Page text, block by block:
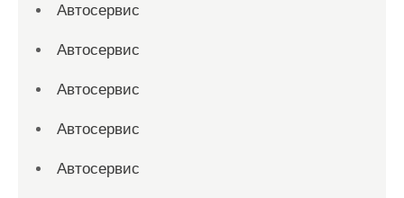
Автосервис
Автосервис
Автосервис
Автосервис
Автосервис